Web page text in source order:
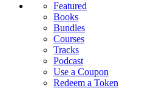
Featured
Books
Bundles
Courses
Tracks
Podcast
Use a Coupon
Redeem a Token